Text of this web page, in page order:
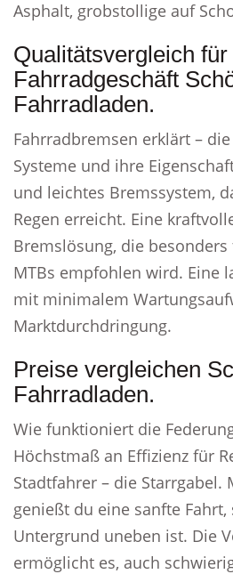
Asphalt, grobstollige auf
Qualitätsvergleich für
Fahrradgeschäft
Fahrradladen.
Fahrradbremsen erklärt –
Systeme und ihre
und leichtes Bremssystem,
Regen erreicht. Eine
Bremslösung, die besonders
MTBs empfohlen wird. Eine
mit minimalem
Marktdurchdringung.
Preise vergleichen
Fahrradladen.
Wie funktioniert die
Höchstmaß an Effizienz für
Stadtfahrer – die Starrgabel.
genießt du eine sanfte
Untergrund uneben ist. Die
ermöglicht es, auch